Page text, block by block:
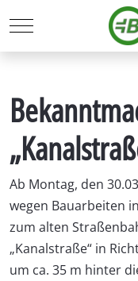
Mobile Menu
Ab Montag, den
wegen Bauarbeiten
zum alten
„Kanalstraße“ in
um ca. 35 m hinter